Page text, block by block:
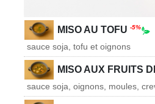
MISO AU TOFU -5%
sauce soja, tofu et oignons
MISO AUX FRUITS
sauce soja, oignons, moules,